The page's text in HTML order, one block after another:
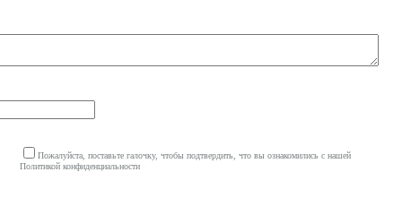
Пожалуйста, поставьте галочку, чтобы подтвердить, что вы ознакомились с нашей
Политикой конфиденциальности